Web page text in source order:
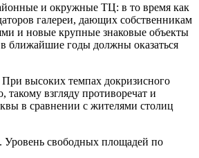
и окружные ТЦ: в то время как
галереи, дающих собственникам
и новые крупные знаковые объекты
ближайшие годы должны оказаться
высоких темпах докризисного
взгляду противоречат и
в сравнении с жителями столиц
Уровень свободных площадей по